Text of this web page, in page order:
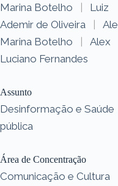
Marina Botelho
|
Luiz
Ademir de Oliveira
| Ale
Marina Botelho
|
Alex
Luciano Fernandes
Assunto
Desinformação e Saúde
pública
Área de Concentração
Comunicação e Cultura